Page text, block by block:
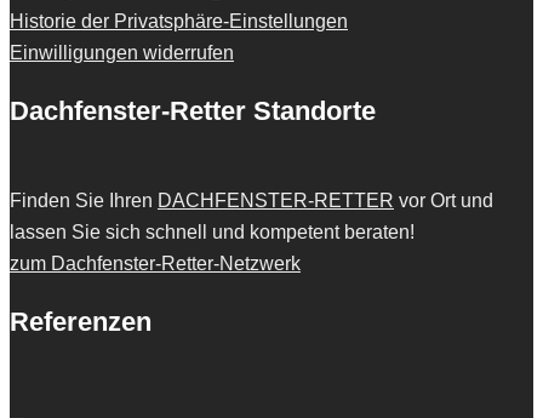
Historie der Privatsphäre-Einstellungen
Einwilligungen widerrufen
Dachfenster-Retter Standorte
Finden Sie Ihren DACHFENSTER-RETTER vor Ort und
lassen Sie sich schnell und kompetent beraten!
zum Dachfenster-Retter-Netzwerk
Referenzen